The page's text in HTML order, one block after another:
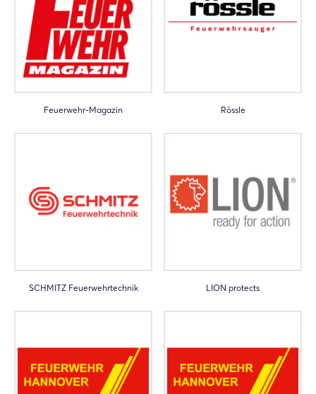
Feuerwehr-Magazin Rössle
SCHMITZ Feuerwehrtechnik LION protects